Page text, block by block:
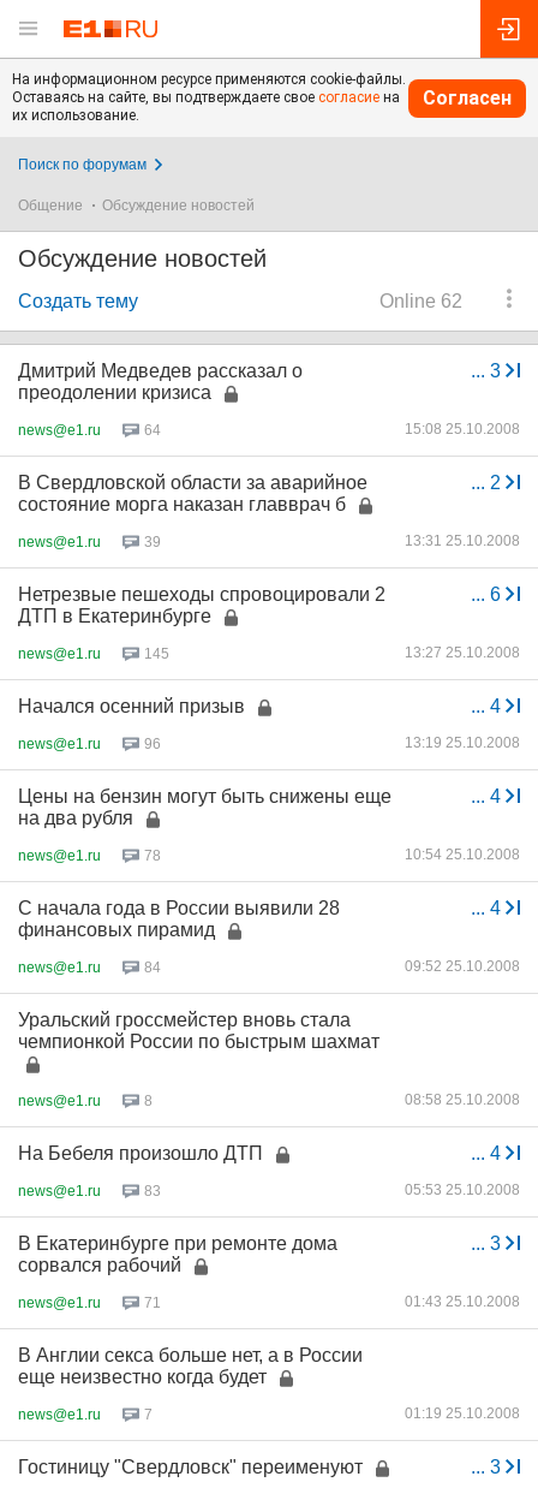
На информационном ресурсе применяются cookie-файлы.
Оставаясь на сайте, вы подтверждаете свое согласие на
их использование.
Согласен
Поиск по форумам
Общение Обсуждение новостей
Обсуждение новостей
Online 62
Создать тему
... 3
Дмитрий Медведев рассказал о
преодолении кризиса
news@e1.ru 64 15:08 25.10.2008
... 2
В Свердловской области за аварийное
состояние морга наказан главврач б
news@e1.ru 39 13:31 25.10.2008
... 6
Нетрезвые пешеходы спровоцировали 2
ДТП в Екатеринбурге
news@e1.ru 145 13:27 25.10.2008
... 4
Начался осенний призыв
news@e1.ru 96 13:19 25.10.2008
... 4
Цены на бензин могут быть снижены еще
на два рубля
news@e1.ru 78 10:54 25.10.2008
... 4
С начала года в России выявили 28
финансовых пирамид
news@e1.ru 84 09:52 25.10.2008
Уральский гроссмейстер вновь стала
чемпионкой России по быстрым шахмат
news@e1.ru 8 08:58 25.10.2008
... 4
На Бебеля произошло ДТП
news@e1.ru 83 05:53 25.10.2008
... 3
В Екатеринбурге при ремонте дома
сорвался рабочий
news@e1.ru 71 01:43 25.10.2008
В Англии секса больше нет, а в России
еще неизвестно когда будет
news@e1.ru 7 01:19 25.10.2008
... 3
Гостиницу "Свердловск" переименуют